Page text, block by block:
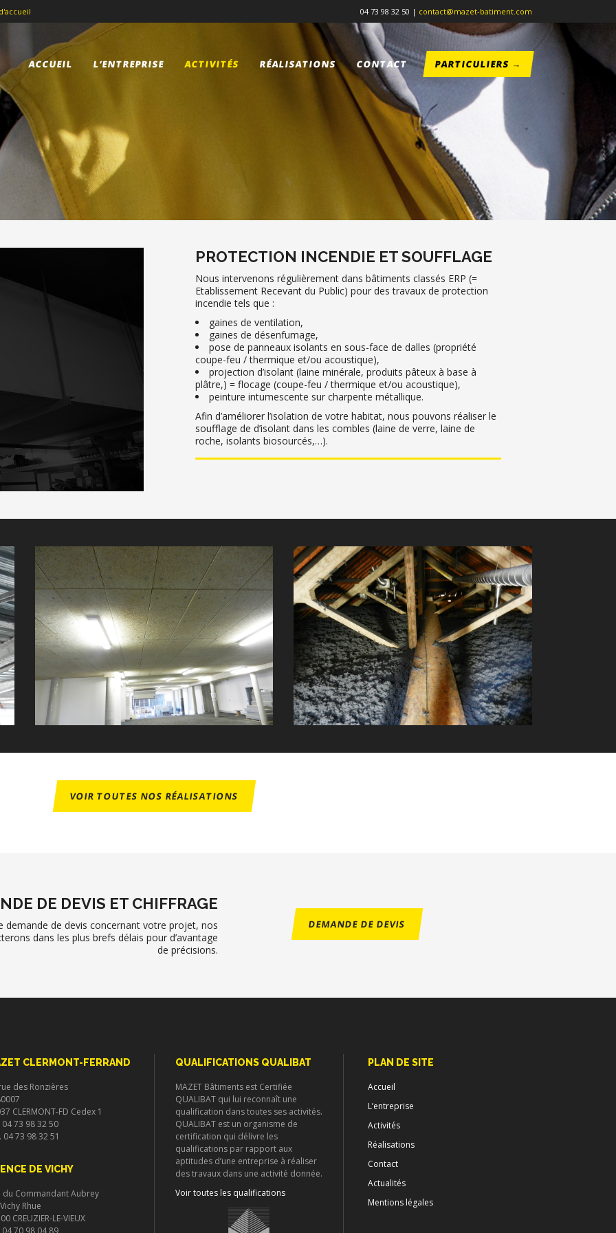
04 73 98 32 50 | contact@mazet-batiment.com
ACCUEIL L’ENTREPRISE ACTIVITÉS RÉALISATIONS CONTACT PARTICULIERS →
PROTECTION INCENDIE ET SOUFFLAGE
Nous intervenons régulièrement dans bâtiments classés ERP (=
Etablissement Recevant du Public) pour des travaux de protection
incendie tels que :
gaines de ventilation,
gaines de désenfumage,
pose de panneaux isolants en sous-face de dalles (propriété
coupe-feu / thermique et/ou acoustique),
projection d’isolant (laine minérale, produits pâteux à base à
plâtre,) = flocage (coupe-feu / thermique et/ou acoustique),
peinture intumescente sur charpente métallique.
Afin d’améliorer l’isolation de votre habitat, nous pouvons réaliser le
soufflage de d’isolant dans les combles (laine de verre, laine de
roche, isolants biosourcés,…).
VOIR TOUTES NOS RÉALISATIONS
DE DEVIS ET CHIFFRAGE
demande de devis concernant votre projet, nos
dans les plus brefs délais pour d’avantage
de précisions.
DEMANDE DE DEVIS
CLERMONT-FERRAND
des Ronzières
CLERMONT-FD Cedex 1
04 73 98 32 50
04 73 98 32 51
DE VICHY
du Commandant Aubrey
Rhue
CREUZIER-LE-VIEUX
04 70 98 04 89
QUALIFICATIONS QUALIBAT
MAZET Bâtiments est Certifiée
QUALIBAT qui lui reconnaît une
qualification dans toutes ses activités.
QUALIBAT est un organisme de
certification qui délivre les
qualifications par rapport aux
aptitudes d’une entreprise à réaliser
des travaux dans une activité donnée.
Voir toutes les qualifications
PLAN DE SITE
Accueil
L’entreprise
Activités
Réalisations
Contact
Actualités
Mentions légales